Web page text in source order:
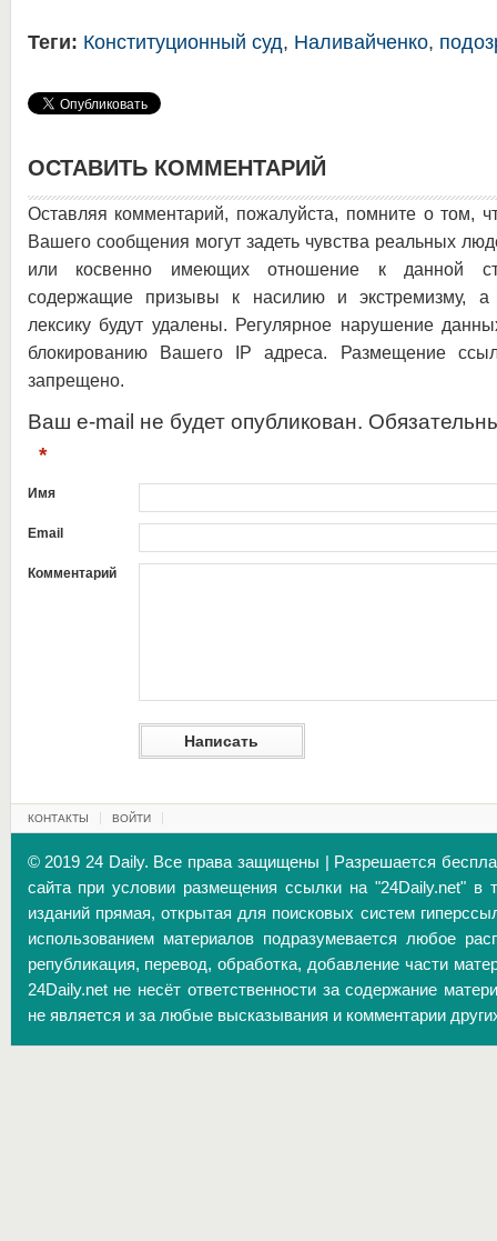
Теги: Конституционный суд, Наливайченко,
ОСТАВИТЬ КОММЕНТАРИЙ
Оставляя комментарий, пожалуйста, помните о том,
Вашего сообщения могут задеть чувства реальных
или косвенно имеющих отношение к данной
содержащие призывы к насилию и экстремизму, а
лексику будут удалены. Регулярное нарушение
блокированию Вашего IP адреса. Размещение
запрещено.
Ваш e-mail не будет опубликован.
*
Имя
Email
Комментарий
КОНТАКТЫ ВОЙТИ
© 2019 24 Daily. Все права защищены | Разрешается
сайта при условии размещения ссылки на "24Daily.net" в
изданий прямая, открытая для поисковых систем
использованием материалов подразумевается любое
републикация, перевод, обработка, добавление части
24Daily.net не несёт ответственности за содержание
не является и за любые высказывания и комментарии